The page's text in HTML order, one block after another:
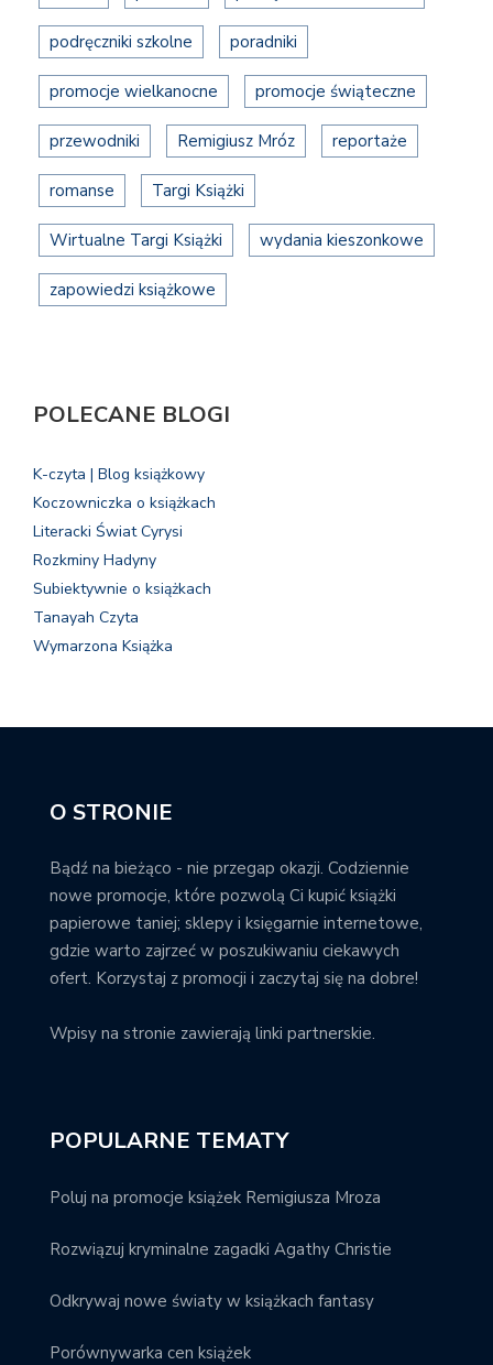
podręczniki szkolne poradniki
promocje wielkanocne promocje świąteczne
przewodniki Remigiusz Mróz reportaże
romanse Targi Książki
Wirtualne Targi Książki wydania kieszonkowe
zapowiedzi książkowe
POLECANE BLOGI
K-czyta | Blog książkowy
Koczowniczka o książkach
Literacki Świat Cyrysi
Rozkminy Hadyny
Subiektywnie o książkach
Tanayah Czyta
Wymarzona Książka
O STRONIE
Bądź na bieżąco - nie przegap okazji. Codziennie
nowe promocje, które pozwolą Ci kupić książki
papierowe taniej; sklepy i księgarnie internetowe,
gdzie warto zajrzeć w poszukiwaniu ciekawych
ofert. Korzystaj z promocji i zaczytaj się na dobre!
Wpisy na stronie zawierają linki partnerskie.
POPULARNE TEMATY
Poluj na promocje książek Remigiusza Mroza
Rozwiązuj kryminalne zagadki Agathy Christie
Odkrywaj nowe światy w książkach fantasy
Porównywarka cen książek